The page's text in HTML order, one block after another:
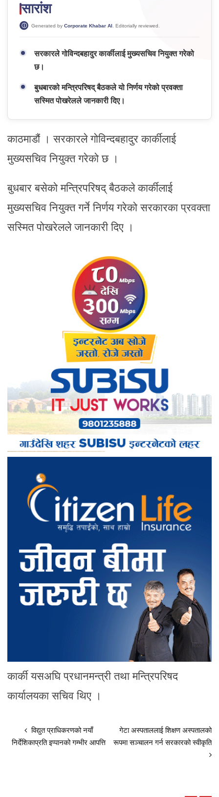
सारांश
Generated by Corporate Khabar AI . Editorially reviewed.
सरकारले गोविन्दबहादुर कार्कीलाई मुख्यसचिव नियुक्त गरेको
छ।
बुधबारको मन्त्रिपरिषद् बैठकले यो निर्णय गरेको प्रवक्ता
सस्मित पोखरेलले जानकारी दिए।
काठमाडौं । सरकारले गोविन्दबहादुर कार्कीलाई
मुख्यसचिव नियुक्त गरेको छ ।
बुधबार बसेको मन्त्रिपरिषद् बैठकले कार्कीलाई
मुख्यसचिव नियुक्त गर्ने निर्णय गरेको सरकारका प्रवक्ता
सस्मित पोखरेलले जानकारी दिए ।
कार्की यसअघि प्रधानमन्त्री तथा मन्त्रिपरिषद
कार्यालयका सचिव थिए ।
विद्युत प्राधिकरणको नयाँ
निर्देशिकाप्रति इप्पानको गम्भीर आपत्ति
गेटा अस्पताललाई शिक्षण अस्पतालको
रूपमा सञ्चालन गर्न सरकारको स्वीकृति